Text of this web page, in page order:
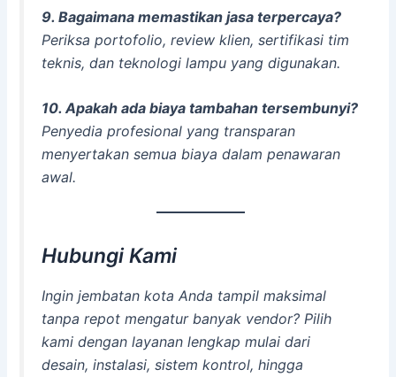
9. Bagaimana memastikan jasa terpercaya?
Periksa portofolio, review klien, sertifikasi tim
teknis, dan teknologi lampu yang digunakan.
10. Apakah ada biaya tambahan tersembunyi?
Penyedia profesional yang transparan
menyertakan semua biaya dalam penawaran
awal.
Hubungi Kami
Ingin jembatan kota Anda tampil maksimal
tanpa repot mengatur banyak vendor? Pilih
kami dengan layanan lengkap mulai dari
desain, instalasi, sistem kontrol, hingga